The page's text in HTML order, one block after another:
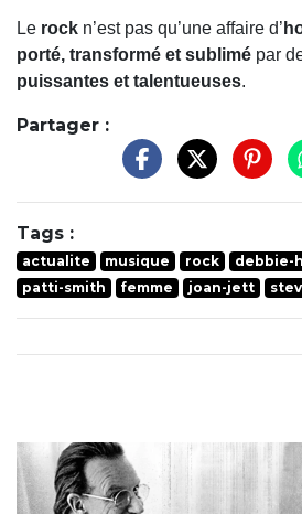
Le rock n’est pas qu’une affaire d’
porté, transformé et sublimé par
puissantes et talentueuses.
Partager :
Tags :
actualite musique rock debbie-
patti-smith
femme joan-jett